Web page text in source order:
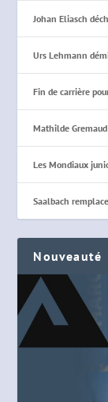
Johan Eliasch
Urs Lehmann
Fin de carrière
Mathilde
Les Mondiaux
Saalbach
Nouveauté